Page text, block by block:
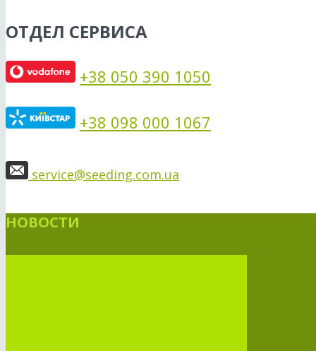
ОТДЕЛ СЕРВИСА
+38 050 390 1050
+38 098 000 1067
service@seeding.com.ua
НОВОСТИ